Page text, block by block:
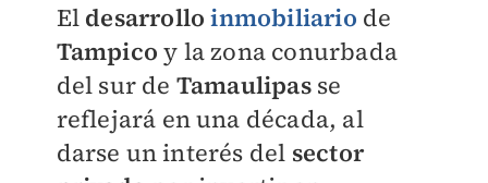
El desarrolloinmobiliario de
Tampico y la zona conurbada
del sur de Tamaulipasse
reflejará en una década, al
darse un interés del sector